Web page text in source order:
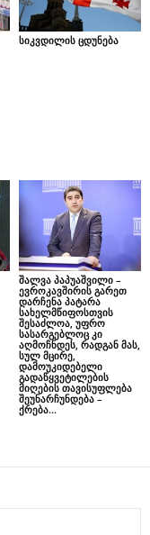
სიკვდილის ცდუნება
შალვა პაპუაშვილი –
ევროკავშირის გარეთ
დარჩენა პატარა
სახელმწიფოსთვის
შესაძლოა, უფრო
სასარგებლოც კი
აღმოჩნდეს, რადგან მას,
სულ მცირე,
დამოუკიდებელი
გადაწყვეტილების
მიღების თავისუფლება
შეუნარჩუნდება –
ქრება...